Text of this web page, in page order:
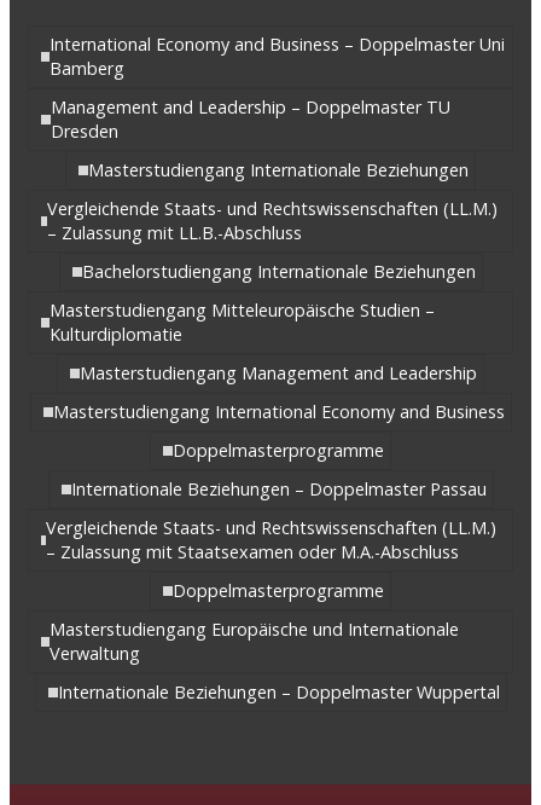
International Economy and Business – Doppelmaster Uni
Bamberg
Management and Leadership – Doppelmaster TU
Dresden
Masterstudiengang Internationale Beziehungen
Vergleichende Staats- und Rechtswissenschaften (LL.M.)
– Zulassung mit LL.B.-Abschluss
Bachelorstudiengang Internationale Beziehungen
Masterstudiengang Mitteleuropäische Studien –
Kulturdiplomatie
Masterstudiengang Management and Leadership
Masterstudiengang International Economy and Business
Doppelmasterprogramme
Internationale Beziehungen – Doppelmaster Passau
Vergleichende Staats- und Rechtswissenschaften (LL.M.)
– Zulassung mit Staatsexamen oder M.A.-Abschluss
Doppelmasterprogramme
Masterstudiengang Europäische und Internationale
Verwaltung
Internationale Beziehungen – Doppelmaster Wuppertal